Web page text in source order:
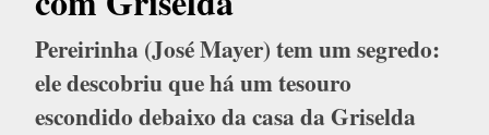
Pereirinha (José Mayer) tem um segredo:
ele descobriu que há um tesouro
escondido debaixo da casa da Griselda